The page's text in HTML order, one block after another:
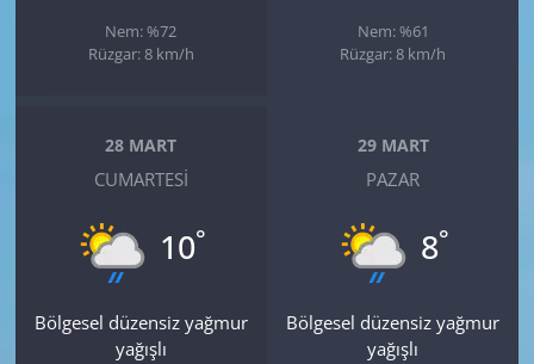
Nem: %72
Rüzgar: 8 km/h
Nem: %61
Rüzgar: 8 km/h
28 MART
CUMARTESI
10°
Bölgesel düzensiz yağmur
yağışlı
29 MART
PAZAR
8°
Bölgesel düzensiz yağmur
yağışlı